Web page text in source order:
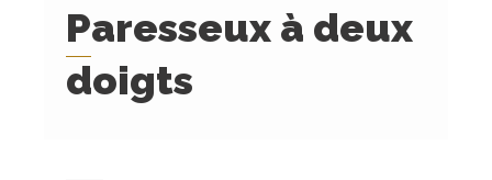
Paresseux à deux
doigts